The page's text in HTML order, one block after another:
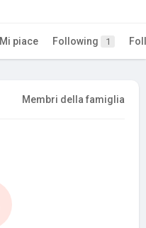
Mi piace Following 1
Membri della famiglia